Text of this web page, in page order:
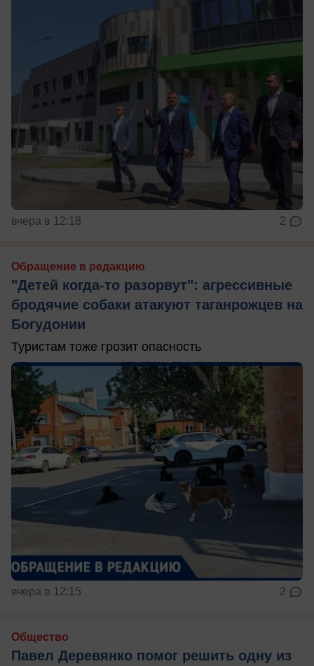
вчера в 12:18 2
Обращение в редакцию
"Детей когда-то разорвут": агрессивные
бродячие собаки атакуют таганрожцев на
Богудонии
Туристам тоже грозит опасность
вчера в 12:15 2
Общество
Павел Деревянко помог решить одну из